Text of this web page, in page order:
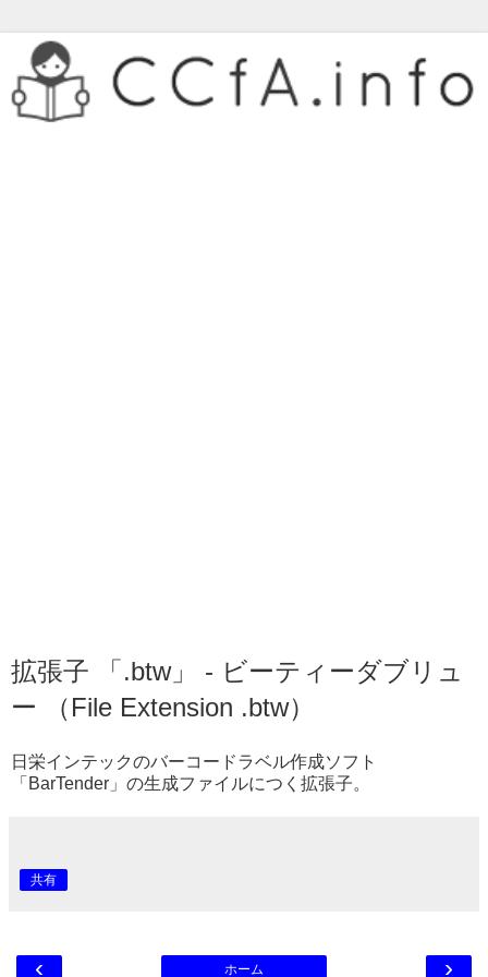
拡張子 「.btw」 - ビーティーダブリュ
ー （File Extension .btw）
日栄インテックのバーコードラベル作成ソフト
「BarTender」の生成ファイルにつく拡張子。
共有
‹ ›
ホーム